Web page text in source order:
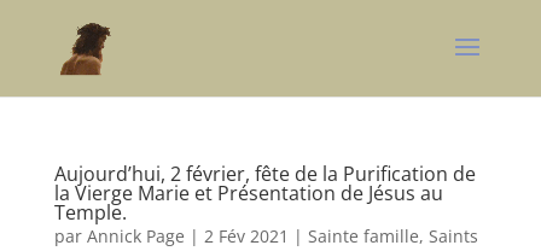
Aujourd’hui, 2 février, fête de la Purification de
la Vierge Marie et Présentation de Jésus au
Temple.
par Annick Page | 2 Fév 2021 | Sainte famille, Saints